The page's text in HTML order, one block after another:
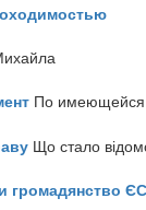
По имеющейся
Що стало
громадянство ЄС